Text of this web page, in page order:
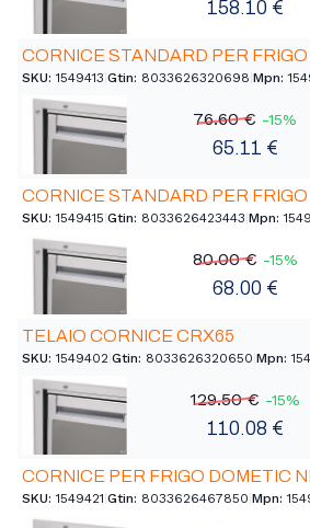
158.10 €
CORNICE STANDARD PER
SKU: 1549413 Gtin: 8033626320698 Mpn:
76.60 € -15%
65.11 €
CORNICE STANDARD PER
SKU: 1549415 Gtin: 8033626423443 Mpn:
80.00 € -15%
68.00 €
TELAIO CORNICE CRX65
SKU: 1549402 Gtin: 8033626320650 Mpn:
129.50 € -15%
110.08 €
CORNICE PER FRIGO DOMETIC
SKU: 1549421 Gtin: 8033626467850 Mpn: